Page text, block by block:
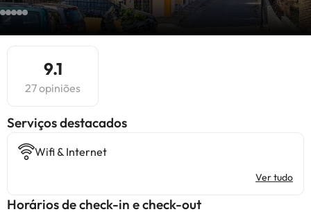
9.1
27 opiniões
Serviços destacados
Wifi & Internet
Ver tudo
Horários de check-in e check-out